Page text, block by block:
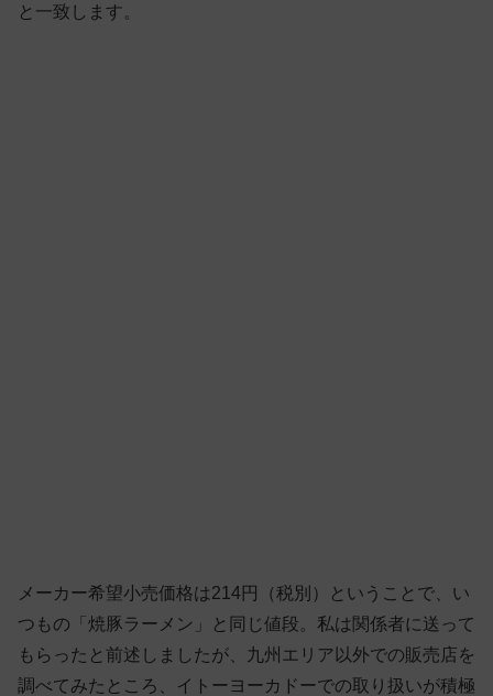
と一致します。
メーカー希望小売価格は214円（税別）ということで、い
つもの「焼豚ラーメン」と同じ値段。私は関係者に送って
もらったと前述しましたが、九州エリア以外での販売店を
調べてみたところ、イトーヨーカドーでの取り扱いが積極